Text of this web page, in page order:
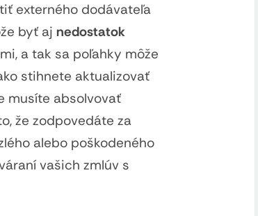
externého dodávateľa
byť aj nedostatok
a tak sa poľahky môže
stihnete aktualizovať
musíte absolvovať
že zodpovedáte za
alebo poškodeného
vašich zmlúv s